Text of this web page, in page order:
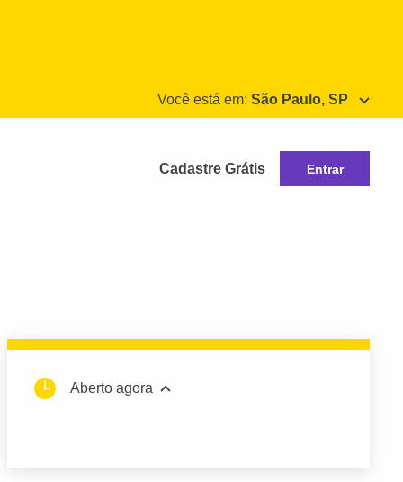
Você está em: São Paulo, SP
Cadastre Grátis Entrar
Aberto agora